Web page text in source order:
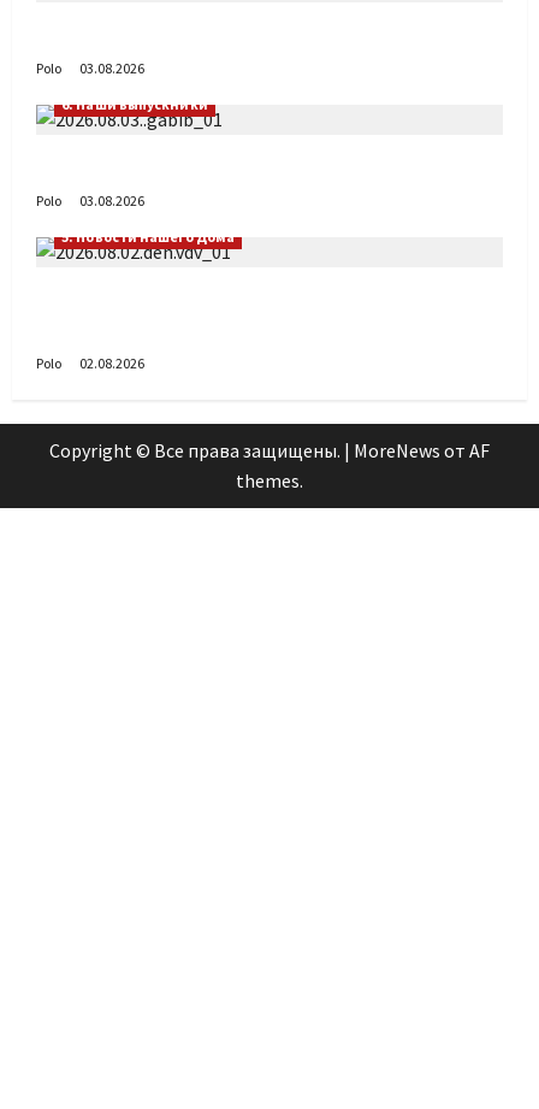
Polo
03.08.2026
6. Наши выпускники
Polo
03.08.2026
5. Новости нашего Дома
Polo 02.08.2026
Copyright © Все права защищены. | MoreNews от AF
themes.